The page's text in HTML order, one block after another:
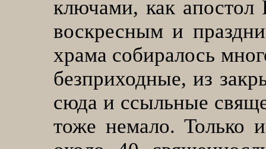
ключами, как апостол
воскресным и
храма собиралось
безприходные, из
сюда и ссыльные
тоже немало. Только